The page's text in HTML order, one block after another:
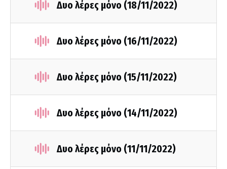
Δυο λέρες μόνο (18/11/2022)
Δυο λέρες μόνο (16/11/2022)
Δυο λέρες μόνο (15/11/2022)
Δυο λέρες μόνο (14/11/2022)
Δυο λέρες μόνο (11/11/2022)